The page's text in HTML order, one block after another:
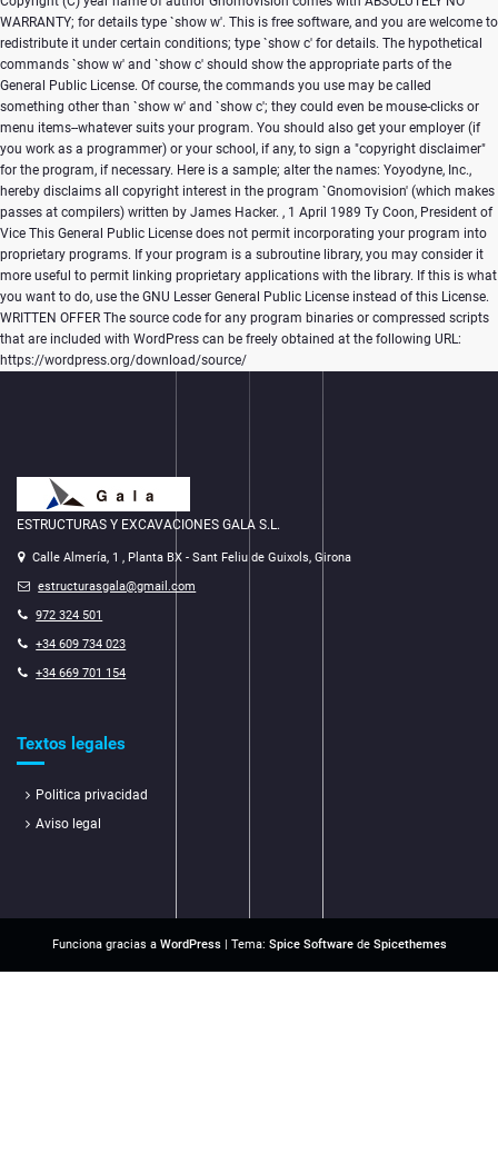
WARRANTY; for details type `show w'. This is free software, and you are welcome to
redistribute it under certain conditions; type `show c' for details. The hypothetical
commands `show w' and `show c' should show the appropriate parts of the
General Public License. Of course, the commands you use may be called
something other than `show w' and `show c'; they could even be mouse-clicks or
menu items--whatever suits your program. You should also get your employer (if
you work as a programmer) or your school, if any, to sign a "copyright disclaimer"
for the program, if necessary. Here is a sample; alter the names: Yoyodyne, Inc.,
hereby disclaims all copyright interest in the program `Gnomovision' (which makes
passes at compilers) written by James Hacker. , 1 April 1989 Ty Coon, President of
Vice This General Public License does not permit incorporating your program into
proprietary programs. If your program is a subroutine library, you may consider it
more useful to permit linking proprietary applications with the library. If this is what
you want to do, use the GNU Lesser General Public License instead of this License.
WRITTEN OFFER The source code for any program binaries or compressed scripts
that are included with WordPress can be freely obtained at the following URL:
https://wordpress.org/download/source/
ESTRUCTURAS Y EXCAVACIONES GALA S.L.
Calle Almería, 1 , Planta BX - Sant Feliu de Guixols, Girona
estructurasgala@gmail.com
972 324 501
+34 609 734 023
+34 669 701 154
Textos legales
Politica privacidad
Aviso legal
Funciona gracias a WordPress| Tema: Spice Softwarede Spicethemes